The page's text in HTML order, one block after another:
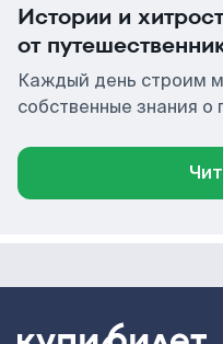
Истории и
от
Каждый день строим
собственные знания о